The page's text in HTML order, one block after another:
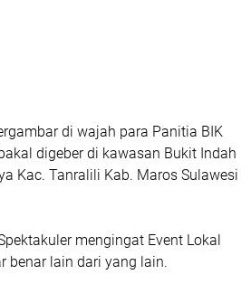
di wajah para Panitia BIK
digeber di kawasan Bukit Indah
Kac. Tanralili Kab. Maros Sulawesi
mengingat Event Lokal
benar lain dari yang lain.